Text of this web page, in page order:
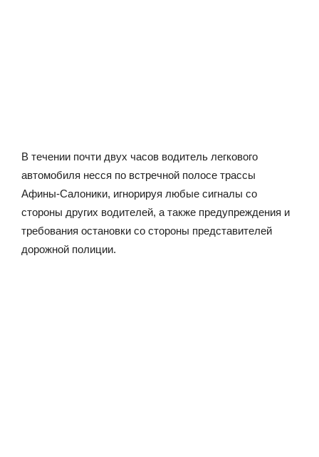
В течении почти двух часов водитель легкового
автомобиля несся по встречной полосе трассы
Афины-Салоники, игнорируя любые сигналы со
стороны других водителей, а также предупреждения и
требования остановки со стороны представителей
дорожной полиции.